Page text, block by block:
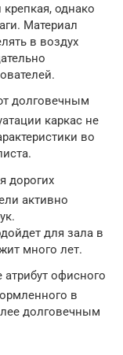
однако
Материал
в воздух
долговечным
каркас не
во
дорогих
активно
для зала в
много лет.
офисного
в
долговечным